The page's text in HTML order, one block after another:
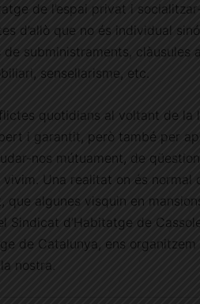
de l’espai privat i
d’allò que no és individual
subministraments, clàusules
sensellarisme, etc.
quotidians al voltant de la
i garantit, però també per
nos mútuament, de
Una realitat on és normal
que algunes visquin en
Sindicat d’Habitatge de
de Catalunya, ens
nostra.